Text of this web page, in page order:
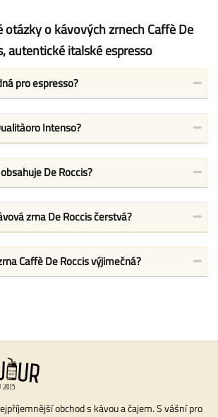
otázky o kávových zrnech Caffè De
autentické italské espresso
pro espresso?
Intenso?
De Roccis?
zrna De Roccis čerstvá?
Caffè De Roccis výjimečná?
obchod s kávou a čajem. S vášní pro